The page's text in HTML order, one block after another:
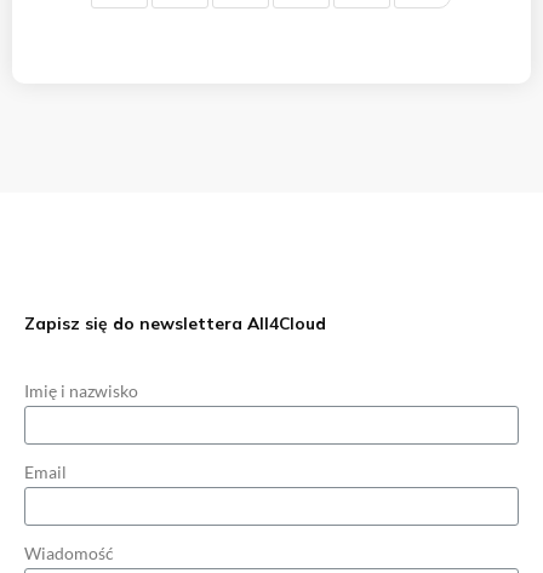
Zapisz się do newslettera All4Cloud
Imię i nazwisko
Email
Wiadomość